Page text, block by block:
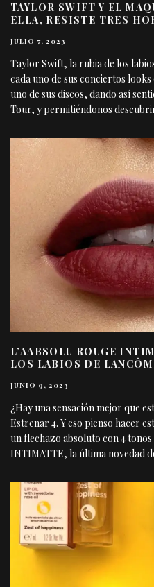
TAYLOR SWIFT Y EL
ELLA, RESISTE TRES
JULIO 7, 2023
Taylor Swift, la rubia de los
cada uno de sus conciertos
uno de sus discos, dando así
Tour, y permitiéndonos
L’AABSOLU ROUGE
LOS LABIOS DE
JUNIO 9, 2023
¿Hay una sensación mejor que
Estrenar 4. Y eso pienso hacer
un flechazo absoluto con 4 tonos
INTIMATTE, la última novedad